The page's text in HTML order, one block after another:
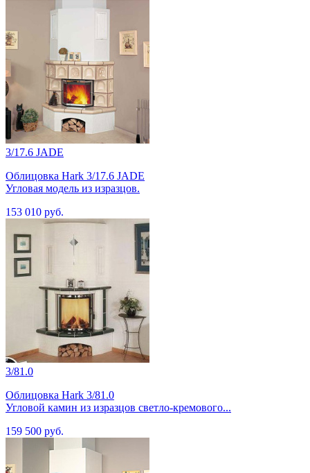
3/17.6 JADE
Облицовка Hark 3/17.6 JADE
Угловая модель из изразцов.
153 010 руб.
3/81.0
Облицовка Hark 3/81.0
Угловой камин из изразцов светло-кремового...
159 500 руб.